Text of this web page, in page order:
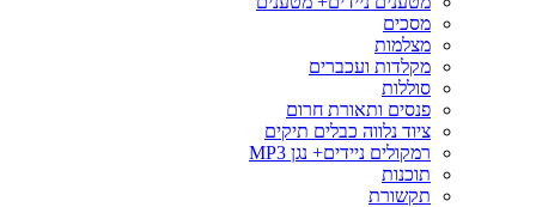
מסכים
מצלמות
מקלדות ועכברים
סוללות
פנסים ותאורת חרום
ציוד נלווה כבלים תיקים
רמקולים ניידים+ נגן MP3
תוכנות
תקשורת